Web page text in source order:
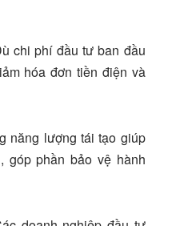
chi phí đầu tư ban đầu
hóa đơn tiền điện và
năng lượng tái tạo giúp
góp phần bảo vệ hành